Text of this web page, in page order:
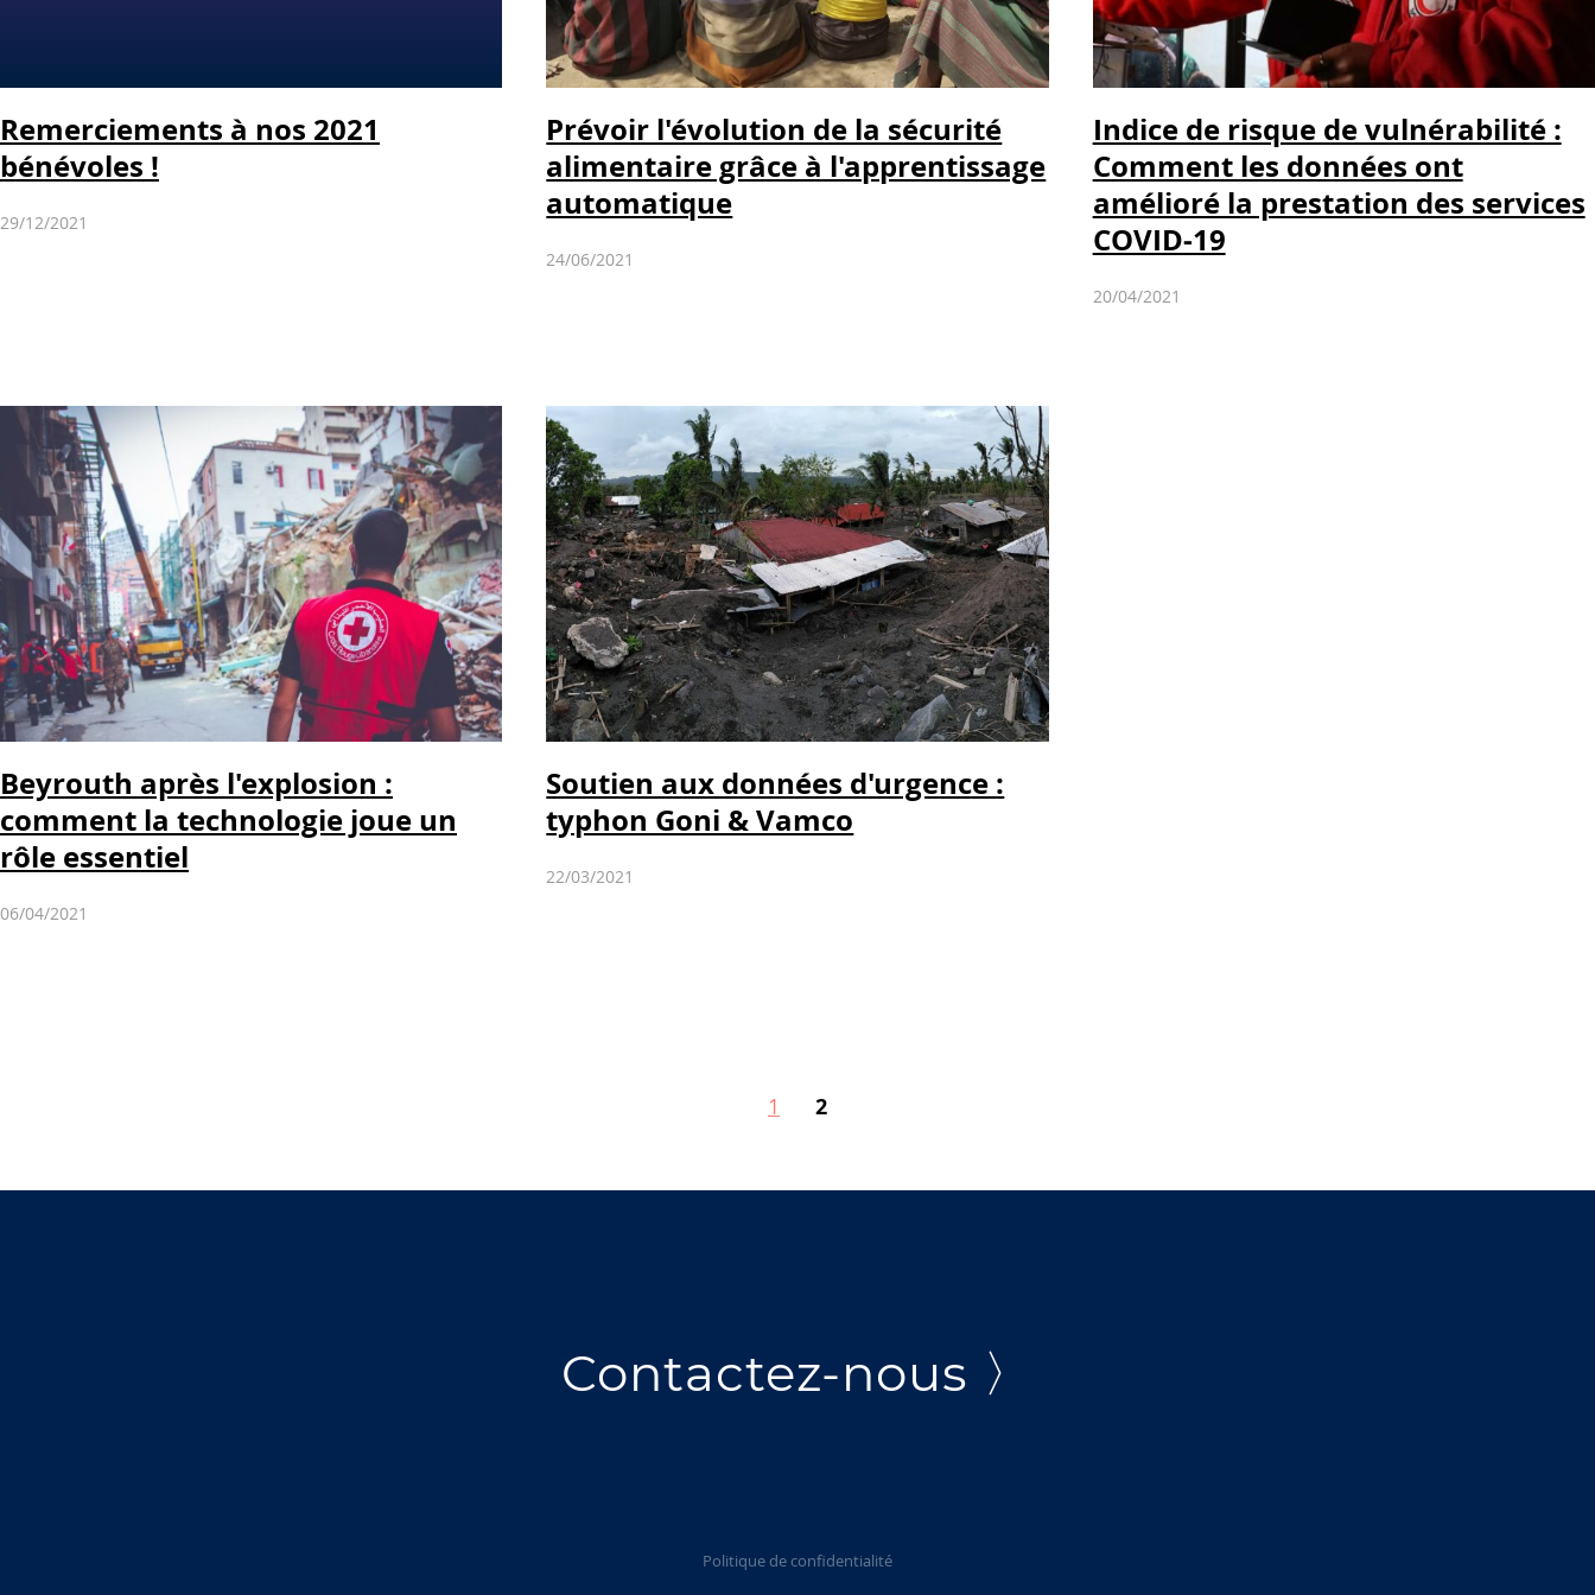
Remerciements à nos 2021
bénévoles !
29/12/2021
Prévoir l'évolution de la sécurité
alimentaire grâce à l'apprentissage
automatique
24/06/2021
Indice de risque de vulnérabilité :
Comment les données ont
amélioré la prestation des services
COVID-19
20/04/2021
Beyrouth après l'explosion :
comment la technologie joue un
rôle essentiel
06/04/2021
Soutien aux données d'urgence :
typhon Goni & Vamco
22/03/2021
1 2
Contactez-nous 〉
Politique de confidentialité